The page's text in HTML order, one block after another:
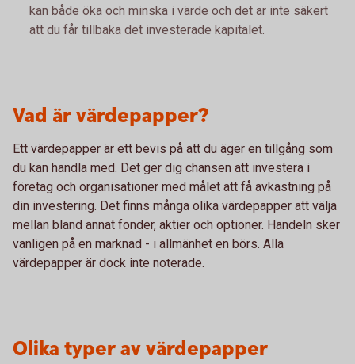
kan både öka och minska i värde och det är inte säkert
att du får tillbaka det investerade kapitalet.
Vad är värdepapper?
Ett värdepapper är ett bevis på att du äger en tillgång som
du kan handla med. Det ger dig chansen att investera i
företag och organisationer med målet att få avkastning på
din investering. Det finns många olika värdepapper att välja
mellan bland annat fonder, aktier och optioner. Handeln sker
vanligen på en marknad - i allmänhet en börs. Alla
värdepapper är dock inte noterade.
Olika typer av värdepapper